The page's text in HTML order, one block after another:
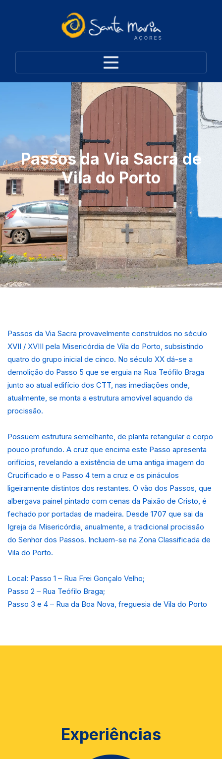
Passos da Via Sacra de
Vila do Porto
Passos da Via Sacra provavelmente construídos no século
XVII / XVIII pela Misericórdia de Vila do Porto, subsistindo
quatro do grupo inicial de cinco. No século XX dá-se a
demolição do Passo 5 que se erguia na Rua Teófilo Braga
junto ao atual edifício dos CTT, nas imediações onde,
atualmente, se monta a estrutura amovível aquando da
procissão.
Possuem estrutura semelhante, de planta retangular e corpo
pouco profundo. A cruz que encima este Passo apresenta
orifícios, revelando a existência de uma antiga imagem do
Crucificado e o Passo 4 tem a cruz e os pináculos
ligeiramente distintos dos restantes. O vão dos Passos, que
albergava painel pintado com cenas da Paixão de Cristo, é
fechado por portadas de madeira. Desde 1707 que sai da
Igreja da Misericórdia, anualmente, a tradicional procissão
do Senhor dos Passos. Incluem-se na Zona Classificada de
Vila do Porto.
Local: Passo 1 – Rua Frei Gonçalo Velho;
Passo 2 – Rua Teófilo Braga;
Passo 3 e 4 – Rua da Boa Nova, freguesia de Vila do Porto
Experiências